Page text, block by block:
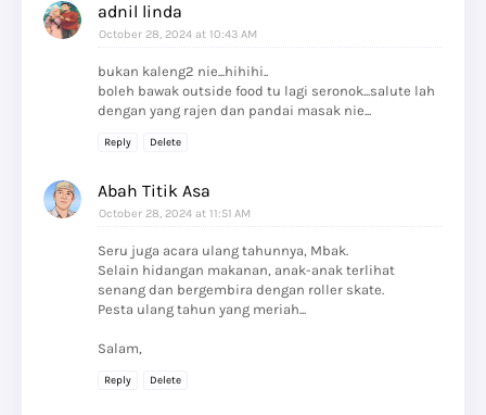
adnil linda
October 28, 2024 at 10:43 AM
bukan kaleng2 nie...hihihi..
boleh bawak outside food tu lagi seronok...salute lah
dengan yang rajen dan pandai masak nie...
Reply Delete
Abah Titik Asa
October 28, 2024 at 11:51 AM
Seru juga acara ulang tahunnya, Mbak.
Selain hidangan makanan, anak-anak terlihat
senang dan bergembira dengan roller skate.
Pesta ulang tahun yang meriah...
Salam,
Reply Delete